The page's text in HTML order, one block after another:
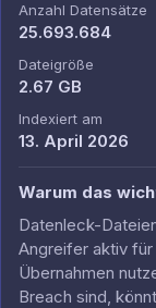
Anzahl Datensätze
25.693.684
Dateigröße
2.67 GB
Indexiert am
13. April 2026
Warum das
Datenleck-
Angreifer aktiv
Übernahmen
Breach sind,